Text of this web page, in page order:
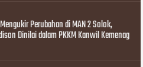
Perubahan di MAN 2 Solok,
Dinilai dalam PKKM Kanwil Kemenag